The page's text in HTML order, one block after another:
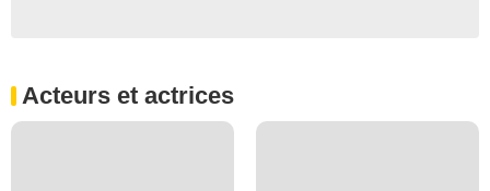
Acteurs et actrices